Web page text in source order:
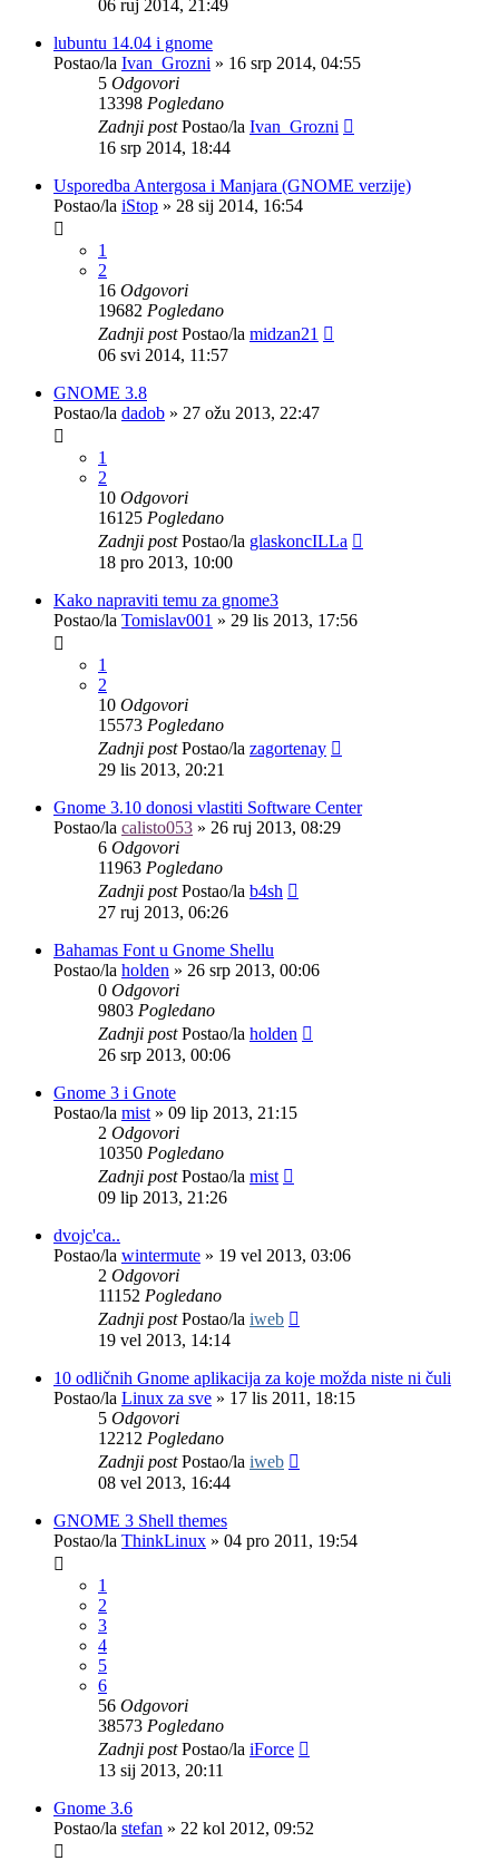
06 ruj 2014, 21:49
lubuntu 14.04 i gnome
Postao/la Ivan_Grozni » 16 srp 2014, 04:55
5 Odgovori
13398 Pogledano
Zadnji postPostao/la Ivan_Grozni
16 srp 2014, 18:44
Usporedba Antergosa i Manjara (GNOME verzije)
Postao/la iStop » 28 sij 2014, 16:54
1
2
16 Odgovori
19682 Pogledano
Zadnji postPostao/la midzan21
06 svi 2014, 11:57
GNOME 3.8
Postao/la dadob » 27 ožu 2013, 22:47
1
2
10 Odgovori
16125 Pogledano
Zadnji postPostao/la glaskoncILLa
18 pro 2013, 10:00
Kako napraviti temu za gnome3
Postao/la Tomislav001 » 29 lis 2013, 17:56
1
2
10 Odgovori
15573 Pogledano
Zadnji postPostao/la zagortenay
29 lis 2013, 20:21
Gnome 3.10 donosi vlastiti Software Center
Postao/la calisto053 » 26 ruj 2013, 08:29
6 Odgovori
11963 Pogledano
Zadnji postPostao/la b4sh
27 ruj 2013, 06:26
Bahamas Font u Gnome Shellu
Postao/la holden » 26 srp 2013, 00:06
0 Odgovori
9803 Pogledano
Zadnji postPostao/la holden
26 srp 2013, 00:06
Gnome 3 i Gnote
Postao/la mist » 09 lip 2013, 21:15
2 Odgovori
10350 Pogledano
Zadnji postPostao/la mist
09 lip 2013, 21:26
dvojc'ca..
Postao/la wintermute » 19 vel 2013, 03:06
2 Odgovori
11152 Pogledano
Zadnji postPostao/la iweb
19 vel 2013, 14:14
10 odličnih Gnome aplikacija za koje možda niste ni čuli
Postao/la Linux za sve » 17 lis 2011, 18:15
5 Odgovori
12212 Pogledano
Zadnji postPostao/la iweb
08 vel 2013, 16:44
GNOME 3 Shell themes
Postao/la ThinkLinux » 04 pro 2011, 19:54
1
2
3
4
5
6
56 Odgovori
38573 Pogledano
Zadnji postPostao/la iForce
13 sij 2013, 20:11
Gnome 3.6
Postao/la stefan » 22 kol 2012, 09:52